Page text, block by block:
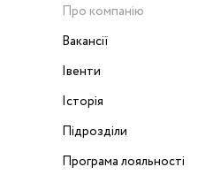
Про компанію
Вакансії
Івенти
Історія
Підрозділи
Програма лояльності